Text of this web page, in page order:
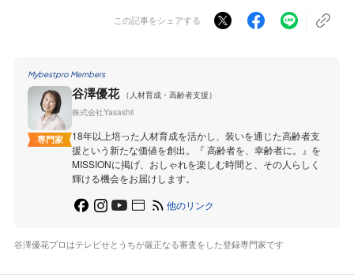
この記事をシェアする
Mybestpro Members
専門家
谷澤優花
（人材育成・高齢者支援）
株式会社Yasashii
18年以上培った人材育成を活かし、装いを通じた高齢者支
援という新たな価値を創出。『 高齢者を、幸齢者に。』を
MISSIONに掲げ、おしゃれを楽しむ時間と、その人らしく
輝ける機会をお届けします。
他のリンク
谷澤優花プロはテレビせとうちが厳正なる審査をした登録専門家です